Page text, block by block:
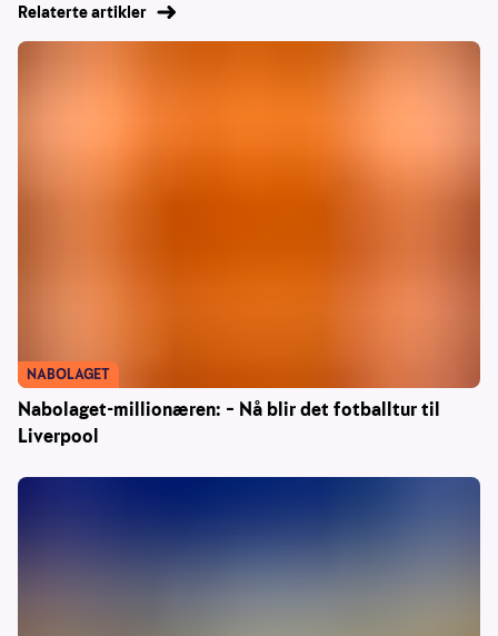
Relaterte artikler
Nabolaget-millionæren: – Nå blir det fotballtur til
Liverpool
NABOLAGET